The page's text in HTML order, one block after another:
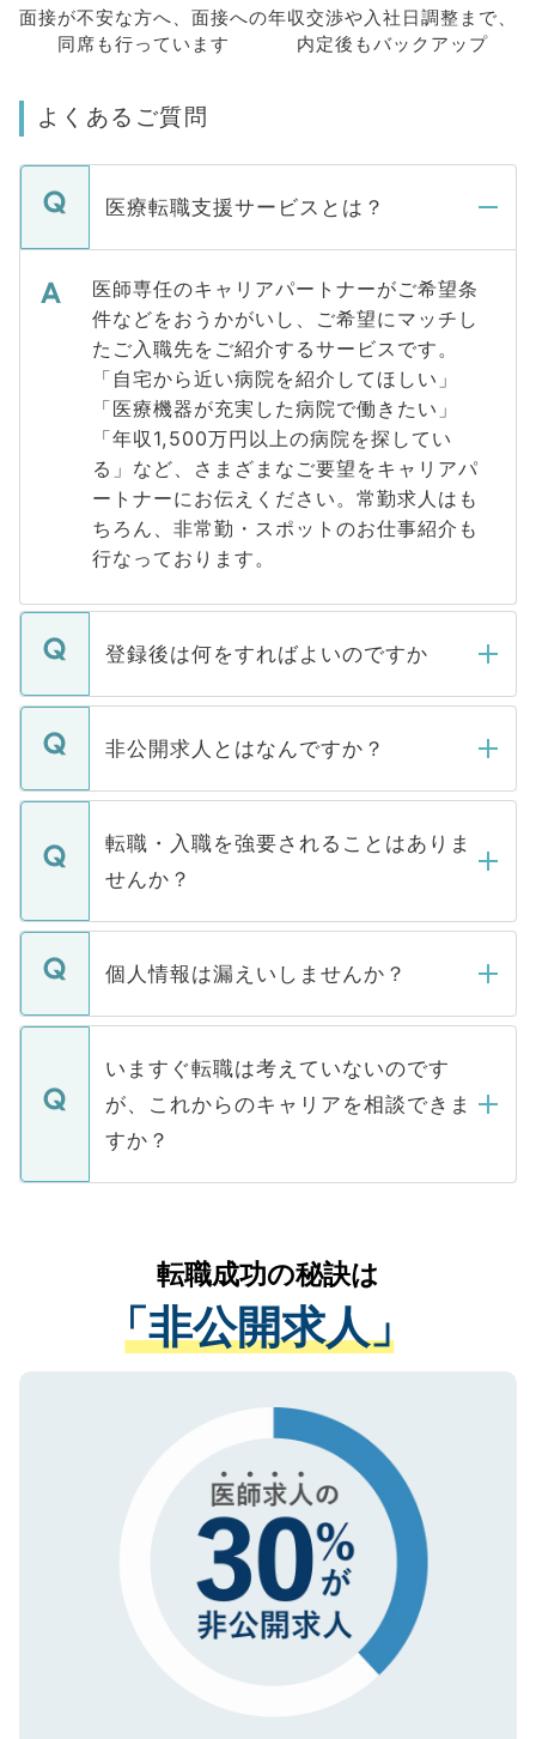
面接が不安な方へ、 面接への
同席も行っています
年収交渉や入社日調整まで、
内定後もバックアップ
よくあるご質問
医療転職支援サービスとは？
医師専任のキャリアパートナーがご希望条
件などをおうかがいし、ご希望にマッチし
たご入職先をご紹介するサービスです。
「自宅から近い病院を紹介してほしい」
「医療機器が充実した病院で働きたい」
「年収1,500万円以上の病院を探してい
る」など、さまざまなご要望をキャリアパ
ートナーにお伝えください。常勤求人はも
ちろん、非常勤・スポットのお仕事紹介も
行なっております。
登録後は何をすればよいのですか
ご登録いただきましたら、弊社担当者がご
登録内容を確認し、その後メールもしくは
ます。通常、5営業日以内にはご連絡をせて
いただきますので、しばらくお待ちくださ
非公開求人とはなんですか？
マイナビDOCTORで取り扱っている求人の
うち約3割は、Webサイトからご覧いただ
けない「非公開求人」です。非公開求人は
下記の理由によって、一般には公開してい
ません。
■応募殺到を避けるため 人気のある医療機
関を公にしてしまうと、応募が殺到する場
に、医療機関が求める条件に合った人材の
みを人材紹介会社に依頼するケースが増え
ています。
転職・入職を強要されることはありま
せんか？
転職・入職を強要することは一切ありませ
ん。また、仮に応募先から内定をいただい
定を承諾する必要はありません。内定先へ
の辞退の連絡はキャリアパートナーが行い
個人情報は漏えいしませんか？
個人情報が漏えいすることはありませんの
で、ご安心ください。当サイトからの登録
などで収集したご登録者様の個人情報は、
ご本人のキャリアアップおよび転職活動の
支援を目的に使用いたします。お預かりし
ているすべての個人データはご本人の許可
は、個人情報の取り扱いについての厳密な
管理基準を満たした事業者のみに付与され
る、プライバシーマークを取得済みです。
で、機密保持に関してもご安心ください。
いますぐ転職は考えていないのです
が、これからのキャリアを相談できま
すか？
かがいして、現在の医療機関の状況や紹介
経験をまじえながら、適切なアドバイスを
させていただきます。すぐにご転職をされ
ない方には、長期的なサポートが可能です
ので、まずはご登録ください。
転職成功の秘訣は
「非公開求人」